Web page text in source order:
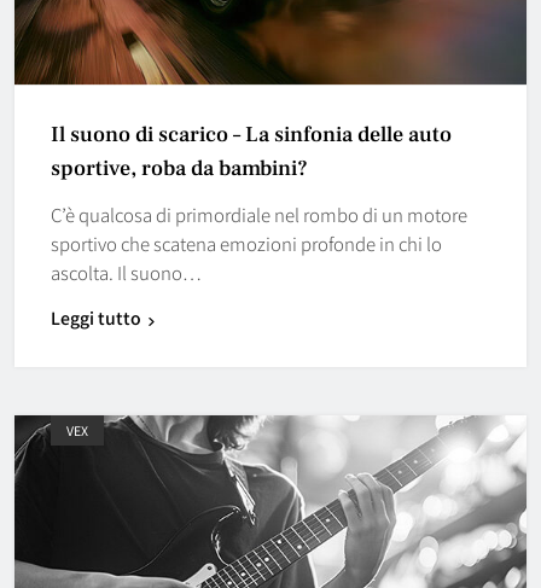
Il suono di scarico – La sinfonia delle auto
sportive, roba da bambini?
C’è qualcosa di primordiale nel rombo di un motore
sportivo che scatena emozioni profonde in chi lo
ascolta. Il suono…
Leggi tutto
VEX